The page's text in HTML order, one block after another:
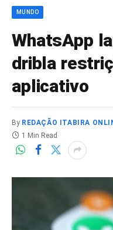
MUNDO
WhatsApp
dribla
aplicativo
By REDAÇÃO ITABIRA
1 Min Read